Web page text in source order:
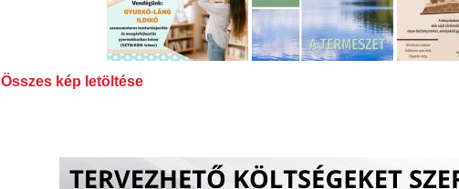
Összes kép letöltése